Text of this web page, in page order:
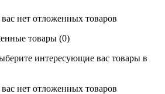
нет отложенных товаров
товары (0)
интересующие вас товары в
нет отложенных товаров